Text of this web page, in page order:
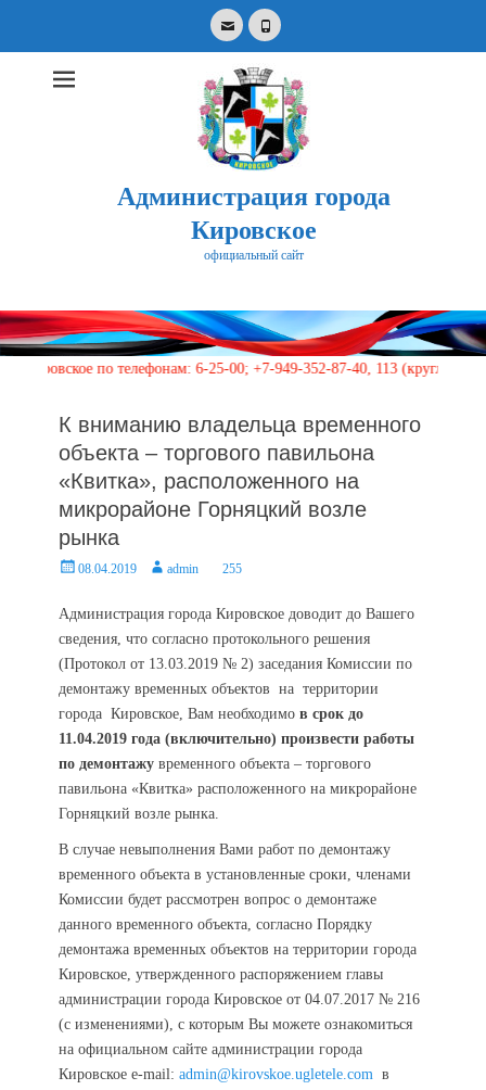
EmailPhone
Администрация города
Кировское
официальный сайт
for:
по телефонам: 6-25-00; +7-949-352-87-40, 113 (круглосуточно)
К вниманию владельца временного
объекта – торгового павильона
«Квитка», расположенного на
микрорайоне Горняцкий возле
рынка
Posted08.04.2019 Authoradmin 255
Администрация города Кировское доводит до Вашего
сведения, что согласно протокольного решения
(Протокол от 13.03.2019 № 2) заседания Комиссии по
демонтажу временных объектов на территории
города Кировское, Вам необходимо в срок до
11.04.2019 года (включительно) произвести работы
по демонтажу временного объекта – торгового
павильона «Квитка» расположенного на микрорайоне
Горняцкий возле рынка.
В случае невыполнения Вами работ по демонтажу
временного объекта в установленные сроки, членами
Комиссии будет рассмотрен вопрос о демонтаже
данного временного объекта, согласно Порядку
демонтажа временных объектов на территории города
Кировское, утвержденного распоряжением главы
администрации города Кировское от 04.07.2017 № 216
(с изменениями), с которым Вы можете ознакомиться
на официальном сайте администрации города
Кировское е-mail: admin@kirovskoe.ugletele.com в